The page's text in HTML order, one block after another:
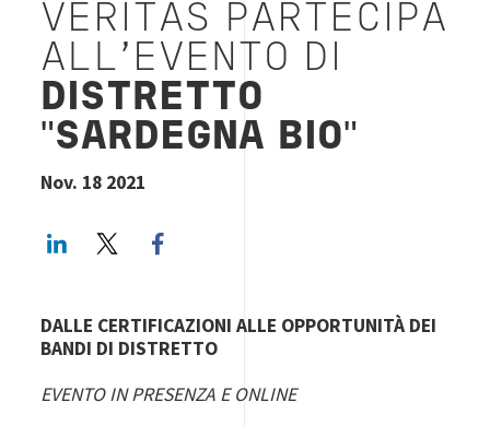
VERITAS PARTECIPA
ALL'EVENTO DI
DISTRETTO
"SARDEGNA BIO"
Nov. 18 2021
LinkedInTwitter
DALLE CERTIFICAZIONI ALLE OPPORTUNITÀ DEI
BANDI DI DISTRETTO
EVENTO IN PRESENZA E ONLINE